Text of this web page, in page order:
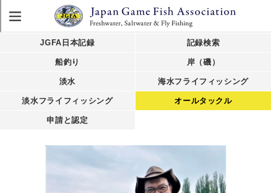
JGFA日本記録 記録検索
船釣り 岸（磯）
淡水 海水フライフィッシング
淡水フライフィッシング オールタックル
申請と認定